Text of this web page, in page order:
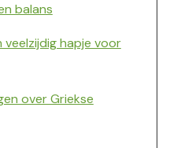
balans
veelzijdig hapje voor
over Griekse